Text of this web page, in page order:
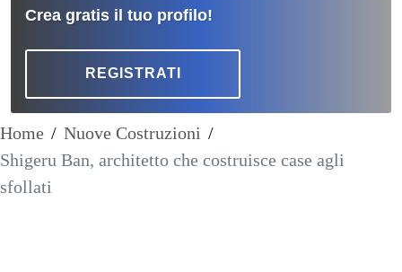
Crea gratis il tuo profilo!
REGISTRATI
Home / Nuove Costruzioni /
Shigeru Ban, architetto che costruisce case agli
sfollati